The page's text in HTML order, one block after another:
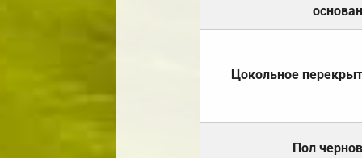
Цокольное
Пол